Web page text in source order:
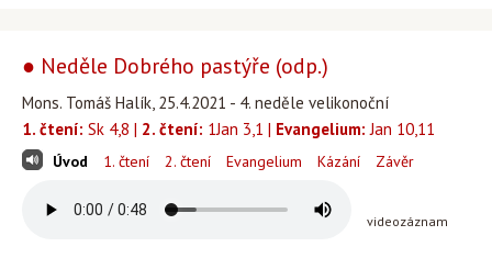
● Neděle Dobrého pastýře (odp.)
Mons. Tomáš Halík, 25.4.2021 - 4. neděle velikonoční
1. čtení: Sk 4,8 | 2. čtení: 1Jan 3,1 | Evangelium: Jan 10,11
Úvod 1. čtení 2. čtení Evangelium Kázání Závěr
videozáznam